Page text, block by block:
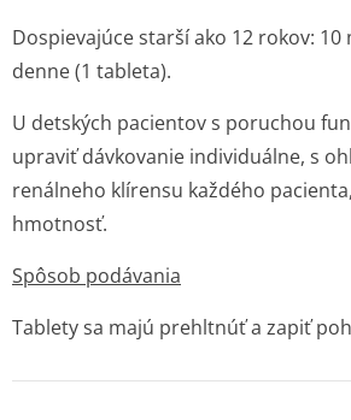
Dospievajúce starší ako 12 rokov:
denne (1 tableta).
U detských pacientov s poruchou
upraviť dávkovanie individuálne, s
renálneho klírensu každého
hmotnosť.
Spôsob podávania
Tablety sa majú prehltnúť a zapiť